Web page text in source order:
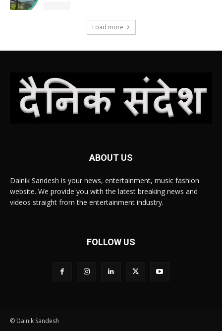
Load more
ABOUT US
Dainik Sandesh is your news, entertainment, music fashion
website. We provide you with the latest breaking news and
videos straight from the entertainment industry.
FOLLOW US
© Dainik Sandesh